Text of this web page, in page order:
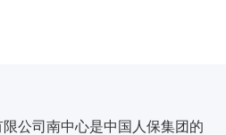
公司南中心是中国人保集团的